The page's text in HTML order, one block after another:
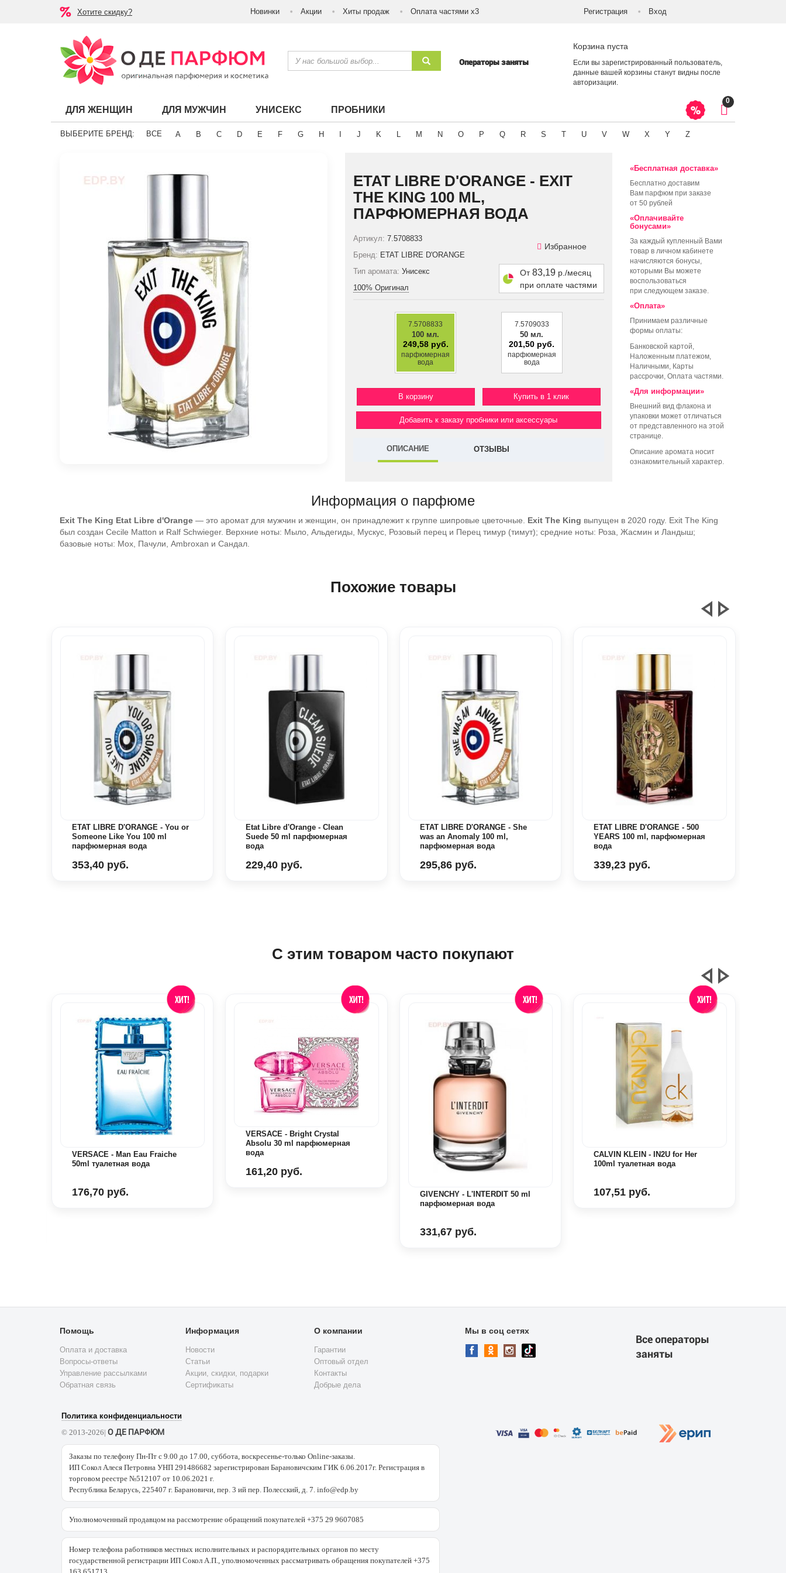
Хотите скидку? Новинки Акции Хиты продаж Оплата частями х3 Регистрация Вход
Операторы заняты
Корзина пуста
Если вы зарегистрированный пользователь,
данные вашей корзины станут видны после
авторизации
ДЛЯ ЖЕНЩИН ДЛЯ МУЖЧИН УНИСЕКС ПРОБНИКИ
0
ВЫБЕРИТЕ БРЕНД: ВСЕ A B C D E F G H J K L M N O P Q R S T U V W X Y Z
ETAT LIBRE D'ORANGE - EXIT
THE KING 100 ML,
ПАРФЮМЕРНАЯ ВОДА
Артикул: 7.5708833
Бренд: ETAT LIBRE D'ORANGE
Тип аромата: Унисекс
100% Оригинал
Избранное
От83,19 р./месяц
при оплате частями
7.5708833
100 мл.
249,58 руб.
парфюмерная
вода
7.5709033
50 мл.
201,50 руб.
парфюмерная
вода
Купить в 1 клик
Добавить к заказу пробники или аксессуары
ОПИСАНИЕ ОТЗЫВЫ
«Бесплатная доставка»
Бесплатно доставим
Вам парфюм при заказе
от 50 рублей
«Оплачивайте
бонусами»
За каждый купленный Вами
товар в личном кабинете
начисляются бонусы,
которыми Вы можете
воспользоваться
при следующем заказе.
«Оплата»
Принимаем различные
формы оплаты:
Банковской картой,
Наложенным платежом,
Наличными, Карты
рассрочки, Оплата частями.
«Для информации»
Внешний вид флакона и
упаковки может отличаться
от представленного на этой
странице.
Описание аромата носит
ознакомительный характер.
Информация о парфюме
Exit The King Etat Libre d'Orange — это аромат для мужчин и женщин, он принадлежит к группе шипровые цветочные. Exit The King выпущен в 2020 году. Exit The King
был создан Cecile Matton и Ralf Schwieger. Верхние ноты: Мыло, Альдегиды, Мускус, Розовый перец и Перец тимур (тимут); средние ноты: Роза, Жасмин и Ландыш;
базовые ноты: Мох, Пачули, Ambroxan и Сандал.
Похожие товары
ETAT LIBRE D'ORANGE - You or
Someone Like You 100 ml
парфюмерная вода
353,40 руб.
Etat Libre d'Orange - Clean
Suede 50 ml парфюмерная
вода
229,40 руб.
ETAT LIBRE D'ORANGE - She
was an Anomaly 100 ml,
парфюмерная вода
295,86 руб.
ETAT LIBRE D'ORANGE - 500
YEARS 100 ml, парфюмерная
вода
339,23 руб.
С этим товаром часто покупают
VERSACE - Man Eau Fraiche
50ml туалетная вода
176,70 руб.
VERSACE - Bright Crystal
Absolu 30 ml парфюмерная
вода
161,20 руб.
GIVENCHY - L'INTERDIT 50 ml
парфюмерная вода
331,67 руб.
CALVIN KLEIN - IN2U for Her
100ml туалетная вода
107,51 руб.
Помощь
Оплата и доставка
Вопросы-ответы
Управление рассылками
Обратная связь
Информация
Новости
Статьи
Акции, скидки, подарки
Сертификаты
О компании
Гарантии
Оптовый отдел
Контакты
Добрые дела
Мы в соц сетях
Все операторы
заняты
Политика конфиденциальности
© 2013-2026| О ДЕ ПАРФЮМ
Заказы по телефону Пн-Пт с 9.00 до 17.00, суббота, воскресенье-только Online-заказы.
ИП Сокол Алеся Петровна УНП 291486682 зарегистрирован Барановичским ГИК 6.06.2017г. Регистрация в
торговом реестре №512107 от 10.06.2021 г.
Республика Беларусь, 225407 г. Барановичи, пер. 3 ий пер. Полесский, д. 7. info@edp.by
Уполномоченный продавцом на рассмотрение обращений покупателей +375 29 9607085
Номер телефона работников местных исполнительных и распорядительных органов по месту
государственной регистрации ИП Сокол А.П., уполномоченных рассматривать обращения покупателей +375